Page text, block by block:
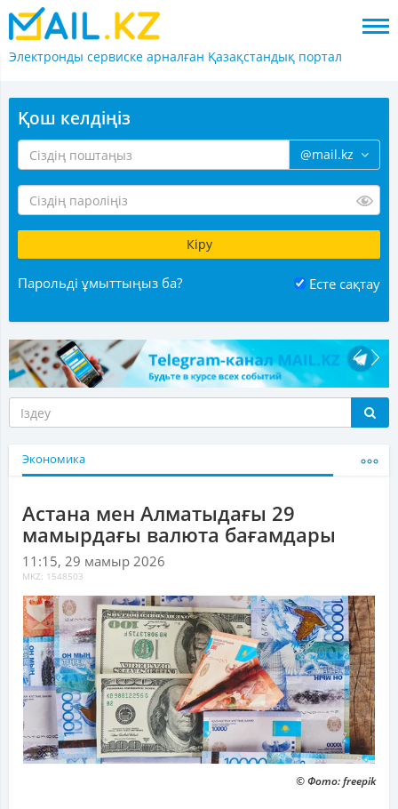
Электронды сервиске арналған Қазақстандық портал
Қош келдіңіз
@mail.kz
Парольді ұмыттыңыз ба? Есте сақтау
Экономика
Астана мен Алматыдағы 29
мамырдағы валюта бағамдары
11:15, 29 мамыр 2026
MKZ: 1548503
© Фото: freepik